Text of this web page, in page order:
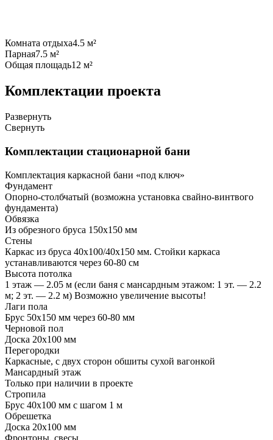
Комната отдыха4.5 м²
Парная7.5 м²
Общая площадь12 м²
Комплектации проекта
Развернуть
Свернуть
Комплектации стационарной бани
Комплектация каркасной бани «под ключ»
Фундамент
Опорно-столбчатый (возможна установка свайно-винтвого
фундамента)
Обвязка
Из обрезного бруса 150х150 мм
Стены
Каркас из бруса 40х100/40х150 мм. Стойки каркаса
устанавливаются через 60-80 см
Высота потолка
1 этаж — 2.05 м (если баня с мансардным этажом: 1 эт. — 2.2
м; 2 эт. — 2.2 м) Возможно увеличение высоты!
Лаги пола
Брус 50х150 мм через 60-80 мм
Черновой пол
Доска 20х100 мм
Перегородки
Каркасные, с двух сторон обшиты сухой вагонкой
Мансардный этаж
Только при наличии в проекте
Стропила
Брус 40х100 мм с шагом 1 м
Обрешетка
Доска 20х100 мм
Фронтоны, свесы